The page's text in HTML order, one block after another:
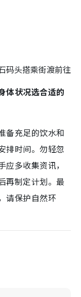
码头搭乘街渡前往
体状况选合适的
备充足的饮水和
排时间。勿轻忽
多收集资讯，
再制定计划。最
请保护自然环